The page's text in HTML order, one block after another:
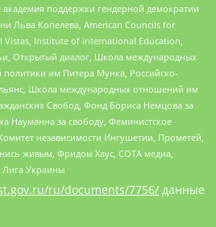
поддержки гендерной демократии
Льва Копелева, American Councils for
Institute of International Education,
Открытый диалог, Школа международных
им Питера Мунка, Российско-
Школа международных отношений им
Свобод, Фонд Бориса Немцова за
Науманна за свободу, Феминистское
независимости Ингушетии, Прометей,
живым, Фридом Хаус, СОТА медиа,
Лига Украины
ru/documents/7756/ данные